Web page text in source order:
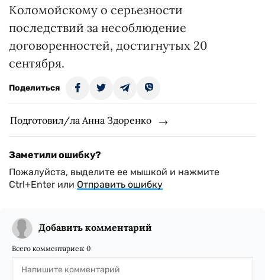
Коломойскому о серьезности
последствий за несоблюдение
договоренностей, достигнутых 20
сентября.
Поделиться
Подготовил/ла Анна Здоренко
Заметили ошибку?
Пожалуйста, выделите ее мышкой и нажмите
Ctrl+Enter или Отправить ошибку
Добавить комментарий
Всего комментариев: 0